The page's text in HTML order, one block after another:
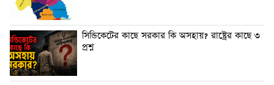
সিন্ডিকেটের কাছে সরকার কি অসহায়? রাষ্ট্রের কাছে ৩
প্রশ্ন